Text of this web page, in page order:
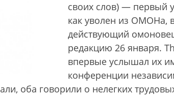
своих слов) — первый
как уволен из ОМОНа,
действующий
редакцию 26 января.
впервые услышал их
конференции
оба говорили о нелегких